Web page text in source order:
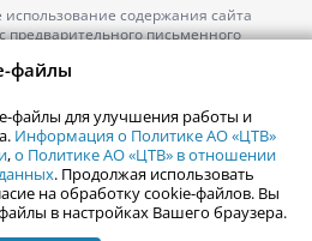
содержания сайта
предварительного письменного
обращайтесь по тел.
в разделе «Афиша»
на использование сайта
обработки персональных данных
файлы
файлы для улучшения работы и
Информация о Политике АО «ЦТВ»
,о Политике АО «ЦТВ» в отношении
. Продолжая использовать
на обработку cookie-файлов. Вы
в настройках Вашего браузера.